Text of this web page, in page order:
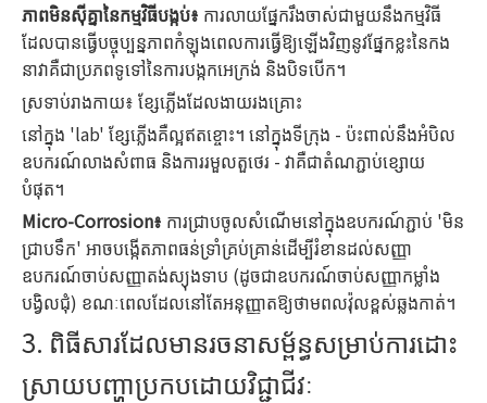
ភាពមិនស៊ីគ្នានៃកម្មវិធីបង្កប់៖ ការលាយផ្នែករឹងចាស់ជាមួយនឹងកម្មវិធី
ដែលបានធ្វើបច្ចុប្បន្នភាពកំឡុងពេលការធ្វើឱ្យឡើងវិញនូវផ្នែកខ្លះនៃកង
នាវាគឺជាប្រភពទូទៅនៃការបង្កកអេក្រង់ និងបិទបើក។
ស្រទាប់រាងកាយ៖ ខ្សែភ្លើងដែលងាយរងគ្រោះ
នៅក្នុង 'lab' ខ្សែភ្លើងគឺល្អឥតខ្ចោះ។ នៅក្នុងទីក្រុង - ប៉ះពាល់នឹងអំបិល
ឧបករណ៍លាងសំពាធ និងការរមួលតួថេរ - វាគឺជាតំណភ្ជាប់ខ្សោយ
បំផុត។
Micro-Corrosion៖ ការជ្រាបចូលសំណើមនៅក្នុងឧបករណ៍ភ្ជាប់ 'មិន
ជ្រាបទឹក' អាចបង្កើតភាពធន់ទ្រាំគ្រប់គ្រាន់ដើម្បីរំខានដល់សញ្ញា
ឧបករណ៍ចាប់សញ្ញាតង់ស្យុងទាប (ដូចជាឧបករណ៍ចាប់សញ្ញាកម្លាំង
បង្វិលជុំ) ខណៈពេលដែលនៅតែអនុញ្ញាតឱ្យថាមពលវ៉ុលខ្ពស់ឆ្លងកាត់។
3. ពិធីសារដែលមានរចនាសម្ព័ន្ធសម្រាប់ការដោះ
ស្រាយបញ្ហាប្រកបដោយវិជ្ជាជីវៈ